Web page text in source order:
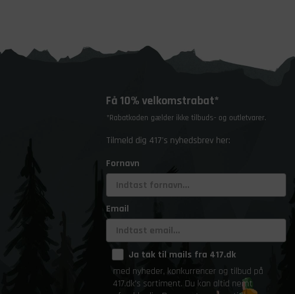
Få 10% velkomstrabat*
*Rabatkoden gælder ikke tilbuds- og outletvarer.
Tilmeld dig 417's nyhedsbrev her:
Fornavn
Email
Ja tak til mails fra 417.dk
med nyheder, konkurrencer og tilbud på
417.dk's sortiment. Du kan altid nemt